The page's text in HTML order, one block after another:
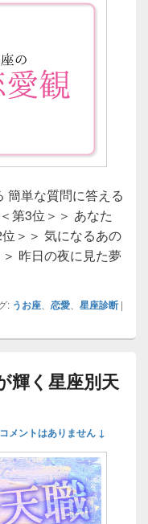
簡単な質問に答える
第3位＞＞ あなた
＞＞ 気になるあの
昨日の夜に見た夢
愛観】性格や恋愛傾向
: うお座 恋愛 星座診断 |
輝く星座別天
コメントはありません ↓